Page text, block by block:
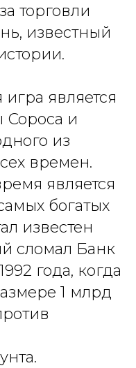
торговли
известный
является
и
из
времен.
является
богатых
известен
сломал Банк
года, когда
1 млрд